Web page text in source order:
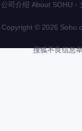
公司介绍 About SOHU -
Copyright © 2026
搜狐不良信息